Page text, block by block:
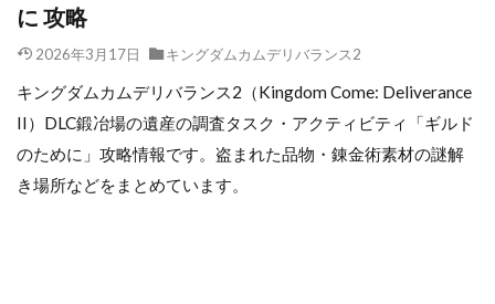
に 攻略
2026年3月17日 キングダムカムデリバランス2
キングダムカムデリバランス2（Kingdom Come: Deliverance
II）DLC鍛冶場の遺産の調査タスク・アクティビティ「ギルド
のために」攻略情報です。盗まれた品物・錬金術素材の謎解
き場所などをまとめています。